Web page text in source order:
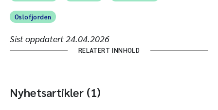
Oslofjorden
Sist oppdatert24.04.2026
RELATERT INNHOLD
Nyhetsartikler (1)